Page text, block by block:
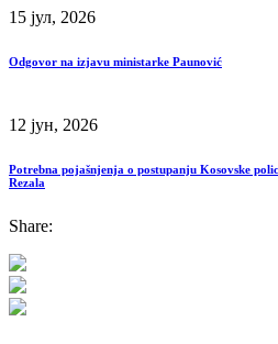
15 јул, 2026
Odgovor na izjavu ministarke Paunović
12 јун, 2026
Potrebna pojašnjenja o postupanju Kosovske
Rezala
Share: